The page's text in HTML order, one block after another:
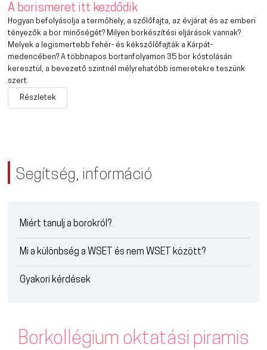
A borismeret itt kezdődik
Hogyan befolyásolja a termőhely, a szőlőfajta, az évjárat és az emberi
tényezők a bor minőségét? Milyen borkészítési eljárások vannak?
Melyek a legismertebb fehér- és kékszőlőfajták a Kárpát-
medencében? A többnapos bortanfolyamon 35 bor kóstolásán
keresztül, a bevezető szintnél mélyrehatóbb ismeretekre teszünk
szert.
Részletek
Segítség, információ
Miért tanulj a borokról?
Mi a különbség a WSET és nem WSET között?
Gyakori kérdések
Borkollégium oktatási piramis